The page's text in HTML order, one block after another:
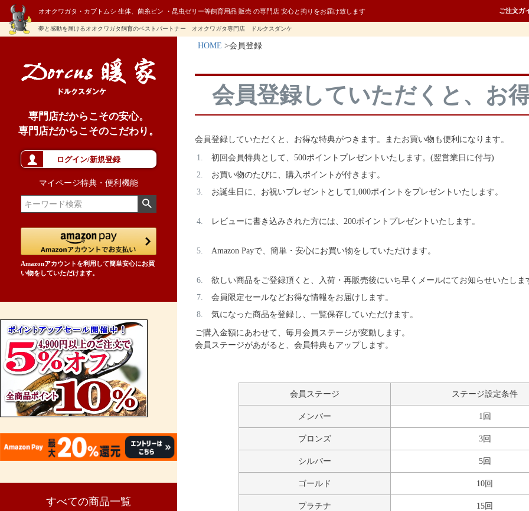
オオクワガタ・カブトムシ 生体、菌糸ビン ・昆虫ゼリー等飼育用品 販売 の専門店 安心と拘りをお届け致します ご注文ガ
夢と感動を届けるオオクワガタ飼育のベストパートナー オオクワガタ専門店 ドルクスダンケ
専門店だからこその安心。
専門店だからこそのこだわり。
ログイン/新規登録
マイページ特典・便利機能
Amazonアカウントを利用して簡単安心にお買
い物をしていただけます。
すべての商品一覧
HOME 会員登録
会員登録していただくと、お
会員登録していただくと、お得な特典がつきます。またお買い物も便利になります。
初回会員特典として、500ポイントプレゼントいたします。(翌営業日に付与)
お買い物のたびに、購入ポイントが付きます。
お誕生日に、お祝いプレゼントとして1,000ポイントをプレゼントいたします。
レビューに書き込みされた方には、200ポイントプレゼントいたします。
Amazon Payで、簡単・安心にお買い物をしていただけます。
欲しい商品をご登録頂くと、入荷・再販売後にいち早くメールにてお知らせいたしま
会員限定セールなどお得な情報をお届けします。
気になった商品を登録し、一覧保存していただけます。
ご購入金額にあわせて、毎月会員ステージが変動します。
会員ステージがあがると、会員特典もアップします。
会員ステージ ステージ設定条件
メンバー 1回
ブロンズ 3回
シルバー 5回
ゴールド 10回
プラチナ 15回